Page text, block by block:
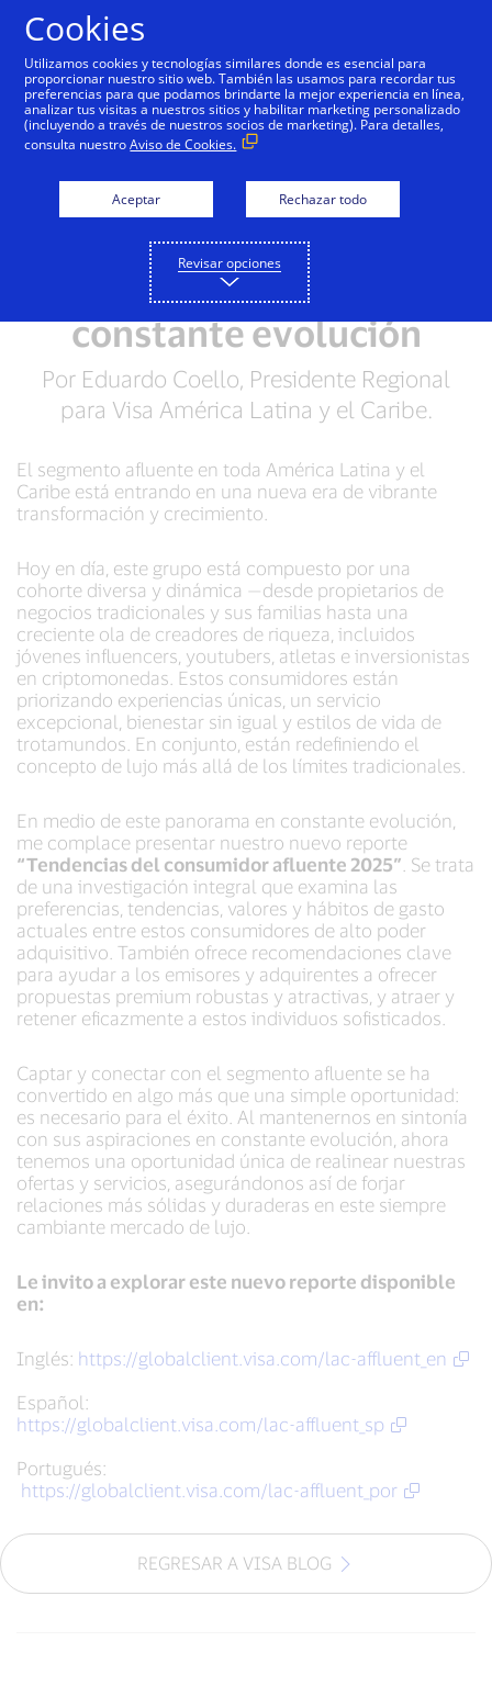
Un mercado de lujo en
constante evolución
Por Eduardo Coello, Presidente Regional
para Visa América Latina y el Caribe.
El segmento afluente en toda América Latina y el
Caribe está entrando en una nueva era de vibrante
transformación y crecimiento.
Hoy en día, este grupo está compuesto por una
cohorte diversa y dinámica —desde propietarios de
negocios tradicionales y sus familias hasta una
creciente ola de creadores de riqueza, incluidos
jóvenes influencers, youtubers, atletas e inversionistas
en criptomonedas. Estos consumidores están
priorizando experiencias únicas, un servicio
excepcional, bienestar sin igual y estilos de vida de
trotamundos. En conjunto, están redefiniendo el
concepto de lujo más allá de los límites tradicionales.
En medio de este panorama en constante evolución,
me complace presentar nuestro nuevo reporte
“Tendencias del consumidor afluente 2025” . Se trata
de una investigación integral que examina las
preferencias, tendencias, valores y hábitos de gasto
actuales entre estos consumidores de alto poder
adquisitivo. También ofrece recomendaciones clave
para ayudar a los emisores y adquirentes a ofrecer
propuestas premium robustas y atractivas, y atraer y
retener eficazmente a estos individuos sofisticados.
Captar y conectar con el segmento afluente se ha
convertido en algo más que una simple oportunidad:
es necesario para el éxito. Al mantenernos en sintonía
con sus aspiraciones en constante evolución, ahora
tenemos una oportunidad única de realinear nuestras
ofertas y servicios, asegurándonos así de forjar
relaciones más sólidas y duraderas en este siempre
cambiante mercado de lujo.
Le invito a explorar este nuevo reporte disponible
en:
Inglés: https://globalclient.visa.com/lac-affluent_en
Español:
https://globalclient.visa.com/lac-affluent_sp
Portugués:
https://globalclient.visa.com/lac-affluent_por
REGRESAR A VISA BLOG
Cookies
Utilizamos cookies y tecnologías similares donde es esencial para
proporcionar nuestro sitio web. También las usamos para recordar tus
preferencias para que podamos brindarte la mejor experiencia en línea,
analizar tus visitas a nuestros sitios y habilitar marketing personalizado
(incluyendo a través de nuestros socios de marketing). Para detalles,
consulta nuestroAviso de Cookies.
Aceptar Rechazar todo
Revisar opciones